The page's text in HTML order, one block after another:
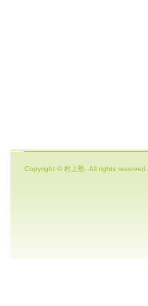
Copyright © 村上塾. All rights reserved.